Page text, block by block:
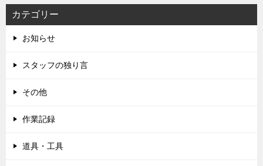
カテゴリー
お知らせ
スタッフの独り言
その他
作業記録
道具・工具